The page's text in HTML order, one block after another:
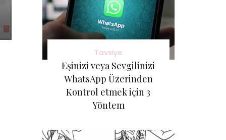
Tavsiye
Eşinizi veya Sevgilinizi
WhatsApp Üzerinden
Kontrol etmek için 3
Yöntem